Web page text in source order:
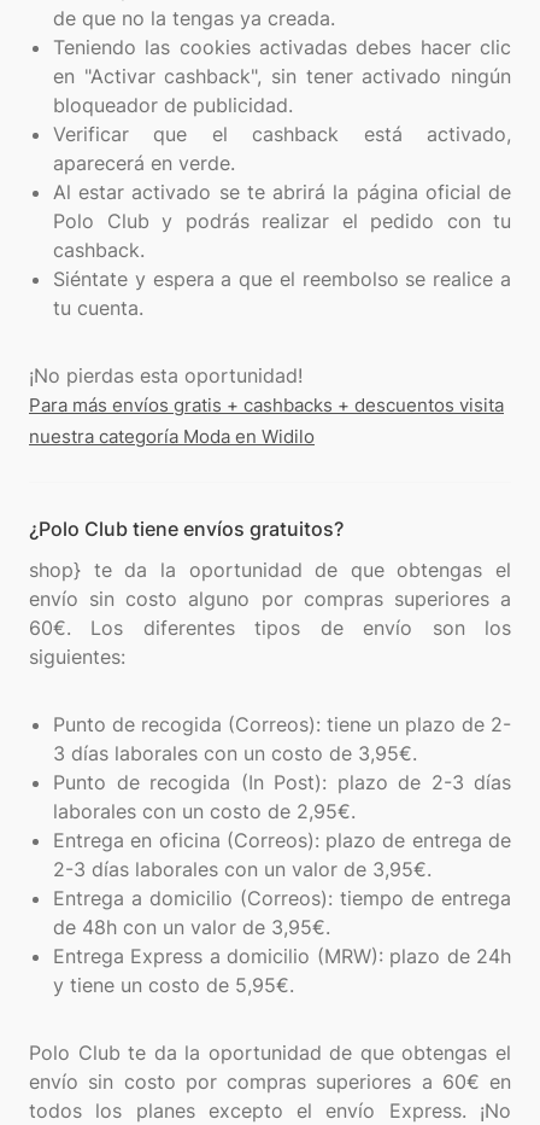
de que no la tengas ya creada.
Teniendo las cookies activadas debes hacer clic
en "Activar cashback", sin tener activado ningún
bloqueador de publicidad.
Verificar que el cashback está activado,
aparecerá en verde.
Al estar activado se te abrirá la página oficial de
Polo Club y podrás realizar el pedido con tu
cashback.
Siéntate y espera a que el reembolso se realice a
tu cuenta.
Para más envíos gratis + cashbacks + descuentos visita
nuestra categoría Moda en Widilo
¿Polo Club tiene envíos gratuitos?
shop} te da la oportunidad de que obtengas el
envío sin costo alguno por compras superiores a
60€. Los diferentes tipos de envío son los
siguientes:
Punto de recogida (Correos): tiene un plazo de 2-
3 días laborales con un costo de 3,95€.
Punto de recogida (In Post): plazo de 2-3 días
laborales con un costo de 2,95€.
Entrega en oficina (Correos): plazo de entrega de
2-3 días laborales con un valor de 3,95€.
Entrega a domicilio (Correos): tiempo de entrega
de 48h con un valor de 3,95€.
Entrega Express a domicilio (MRW): plazo de 24h
y tiene un costo de 5,95€.
Polo Club te da la oportunidad de que obtengas el
envío sin costo por compras superiores a 60€ en
todos los planes excepto el envío Express. ¡No